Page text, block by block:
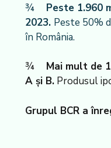
¾ Peste 1.960
2023. Peste 50%
în România.
¾ Mai mult de
A și B.Produsul
Grupul BCR a